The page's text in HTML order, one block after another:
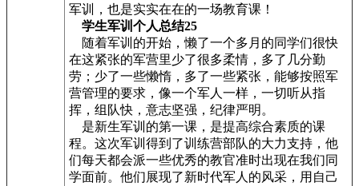
军训，也是实实在在的一场教育课！
学生军训个人总结25
随着军训的开始，懒了一个多月的同学们很快
在这紧张的军营里少了很多柔情，多了几分勤
劳；少了一些懒惰，多了一些紧张，能够按照军
营管理的要求，像一个军人一样，一切听从指
挥，组队快，意志坚强，纪律严明。
是新生军训的第一课，是提高综合素质的课
程。这次军训得到了训练营部队的大力支持，他
们每天都会派一些优秀的教官准时出现在我们同
学面前。他们展现了新时代军人的风采，用自己